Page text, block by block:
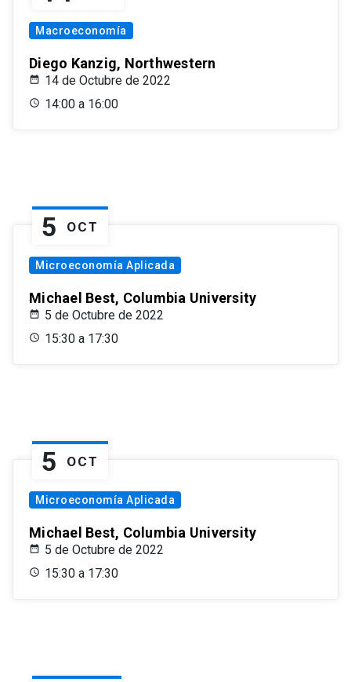
Macroeconomía
Diego Kanzig, Northwestern
14 de Octubre de 2022
14:00 a 16:00
5 OCT
Microeconomía Aplicada
Michael Best, Columbia University
5 de Octubre de 2022
15:30 a 17:30
5 OCT
Microeconomía Aplicada
Michael Best, Columbia University
5 de Octubre de 2022
15:30 a 17:30